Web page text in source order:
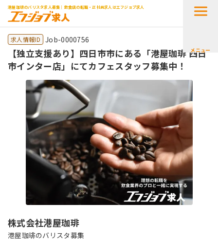
港屋珈琲のバリスタ求人募集｜飲食店の転職・正社員求人はエフジョブ求人
メニュー
【独立支援あり】四日市市にある「港屋珈琲 四日
市インター店」にてカフェスタッフ募集中！
求人情報ID Job-0000756
株式会社港屋珈琲
港屋珈琲のバリスタ募集